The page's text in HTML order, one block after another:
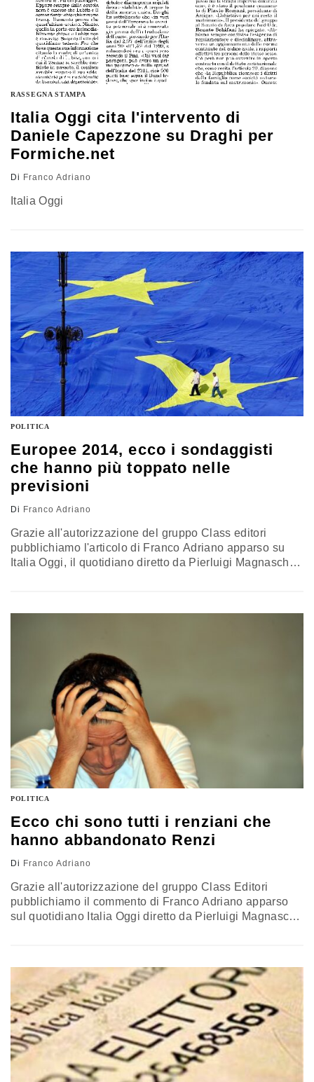
RASSEGNA STAMPA
Italia Oggi cita l'intervento di
Daniele Capezzone su Draghi per
Formiche.net
Di Franco Adriano
Italia Oggi
POLITICA
Europee 2014, ecco i sondaggisti
che hanno più toppato nelle
previsioni
Di Franco Adriano
Grazie all'autorizzazione del gruppo Class editori
pubblichiamo l'articolo di Franco Adriano apparso su
Italia Oggi, il quotidiano diretto da Pierluigi Magnaschi.
POLITICA
Ecco chi sono tutti i renziani che
hanno abbandonato Renzi
Di Franco Adriano
Grazie all'autorizzazione del gruppo Class Editori
pubblichiamo il commento di Franco Adriano apparso
sul quotidiano Italia Oggi diretto da Pierluigi Magnaschi.
Matteo Renzi, segretario in pectore del Pd, interprete di
una leadership moderna che usa…